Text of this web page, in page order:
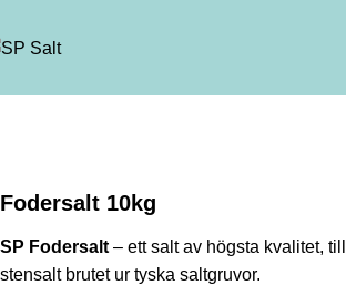
Fodersalt 10kg
SP Fodersalt – ett salt av högsta kvalitet,
stensalt brutet ur tyska saltgruvor.